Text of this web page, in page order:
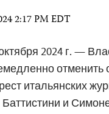
2:17 PM EDT
2024 г. —
отменить
итальянских
и